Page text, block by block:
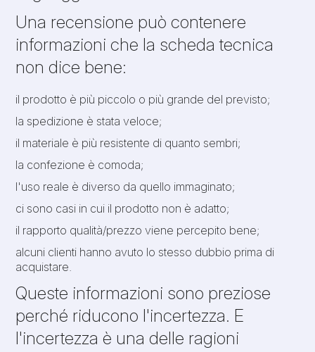
Una recensione può contenere
informazioni che la scheda tecnica
non dice bene:
il prodotto è più piccolo o più grande del previsto;
la spedizione è stata veloce;
il materiale è più resistente di quanto sembri;
la confezione è comoda;
l'uso reale è diverso da quello immaginato;
ci sono casi in cui il prodotto non è adatto;
il rapporto qualità/prezzo viene percepito bene;
alcuni clienti hanno avuto lo stesso dubbio prima di
acquistare.
Queste informazioni sono preziose
perché riducono l'incertezza. E
l'incertezza è una delle ragioni